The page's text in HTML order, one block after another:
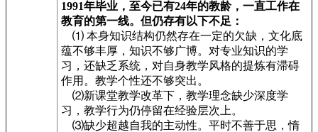
1991年毕业，至今已有24年的教龄，一直工作在
教育的第一线。但仍存有以下不足：
⑴ 本身知识结构仍然存在一定的欠缺，文化底
蕴不够丰厚，知识不够广博。对专业知识的学
习，还缺乏系统，对自身教学风格的提炼有滞碍
作用。教学个性还不够突出。
⑵新课堂教学改革下，教学理念缺少深度学
习，教学行为仍停留在经验层次上。
⑶缺少超越自我的主动性。平时不善于思，惰